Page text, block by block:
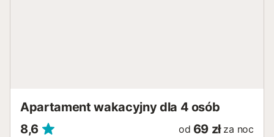
Apartament wakacyjny dla 4 osób
8,6
od 69 zł za noc